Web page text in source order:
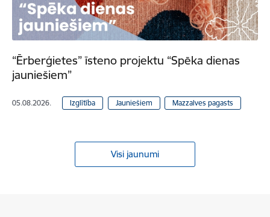
“Ērberģietes” īsteno projektu “Spēka dienas
jauniešiem”
05.08.2026. Izglītība Jauniešiem Mazzalves pagasts
Visi jaunumi